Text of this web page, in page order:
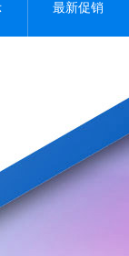
最新促销